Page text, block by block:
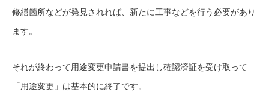
修繕箇所などが発見されれば、新たに工事などを行う必要があり
ます。
それが終わって用途変更申請書を提出し確認済証を受け取って
「用途変更」は基本的に終了です。